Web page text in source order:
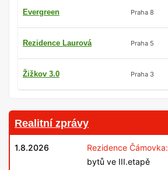
Evergreen Praha 8
Rezidence Laurová Praha 5
Žižkov 3.0 Praha 3
Realitní zprávy
1.8.2026 Rezidence Čámovka:
bytů ve III.etapě